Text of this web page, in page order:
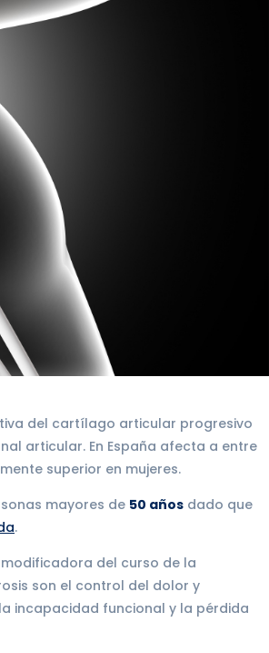
del cartílago articular progresivo
articular. En España afecta a entre
superior en mujeres.
mayores de 50 años dado que
.
del curso de la
son el control del dolor y
incapacidad funcional y la pérdida